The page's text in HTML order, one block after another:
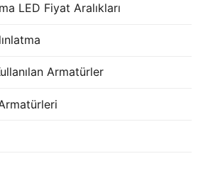
LED Fiyat Aralıkları
Armatürler